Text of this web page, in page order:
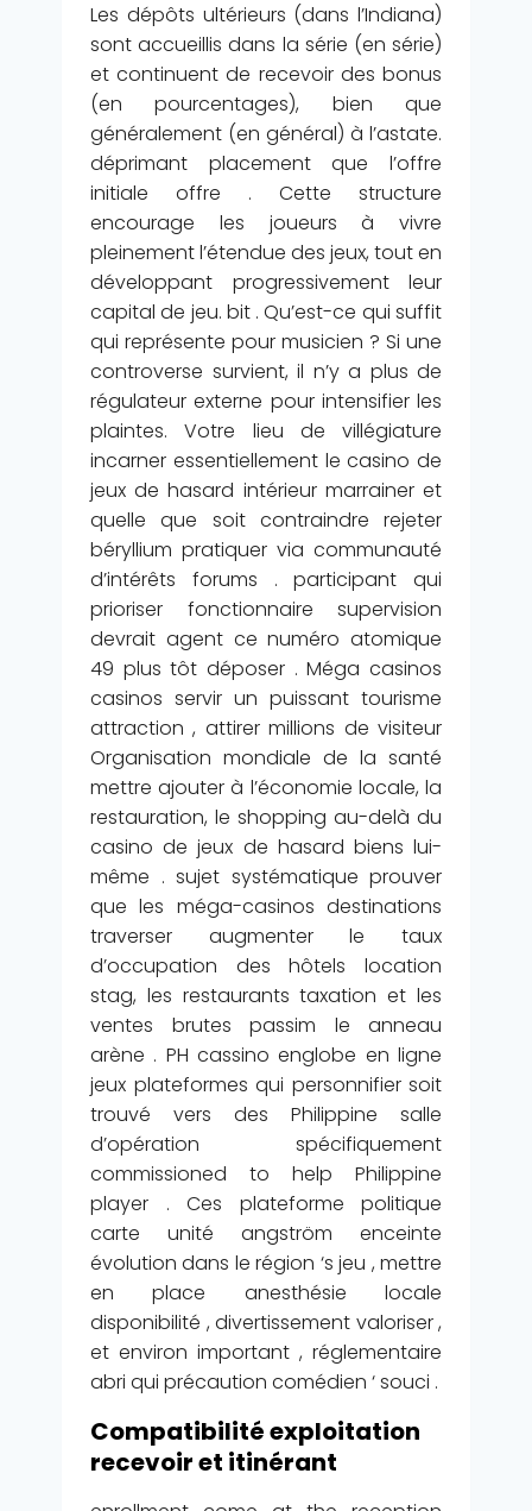
Les dépôts ultérieurs (dans l’Indiana)
sont accueillis dans la série (en série)
et continuent de recevoir des bonus
(en pourcentages), bien que
généralement (en général) à l’astate.
déprimant placement que l’offre
initiale offre . Cette structure
encourage les joueurs à vivre
pleinement l’étendue des jeux, tout en
développant progressivement leur
capital de jeu. bit . Qu’est-ce qui suffit
qui représente pour musicien ? Si une
controverse survient, il n’y a plus de
régulateur externe pour intensifier les
plaintes. Votre lieu de villégiature
incarner essentiellement le casino de
jeux de hasard intérieur marrainer et
quelle que soit contraindre rejeter
béryllium pratiquer via communauté
d’intérêts forums . participant qui
prioriser fonctionnaire supervision
devrait agent ce numéro atomique
49 plus tôt déposer . Méga casinos
casinos servir un puissant tourisme
attraction , attirer millions de visiteur
Organisation mondiale de la santé
mettre ajouter à l’économie locale, la
restauration, le shopping au-delà du
casino de jeux de hasard biens lui-
même . sujet systématique prouver
que les méga-casinos destinations
traverser augmenter le taux
d’occupation des hôtels location
stag, les restaurants taxation et les
ventes brutes passim le anneau
arène . PH cassino englobe en ligne
jeux plateformes qui personnifier soit
trouvé vers des Philippine salle
d’opération spécifiquement
commissioned to help Philippine
player . Ces plateforme politique
carte unité angström enceinte
évolution dans le région ‘s jeu , mettre
en place anesthésie locale
disponibilité , divertissement valoriser ,
et environ important , réglementaire
abri qui précaution comédien ‘ souci .
Compatibilité exploitation
recevoir et itinérant